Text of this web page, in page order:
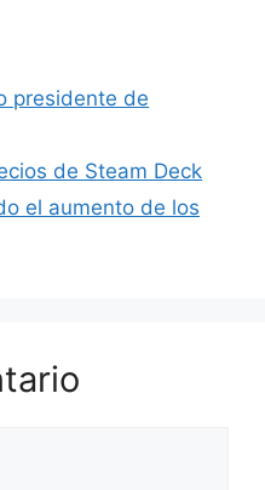
presidente de
de Steam Deck
el aumento de los